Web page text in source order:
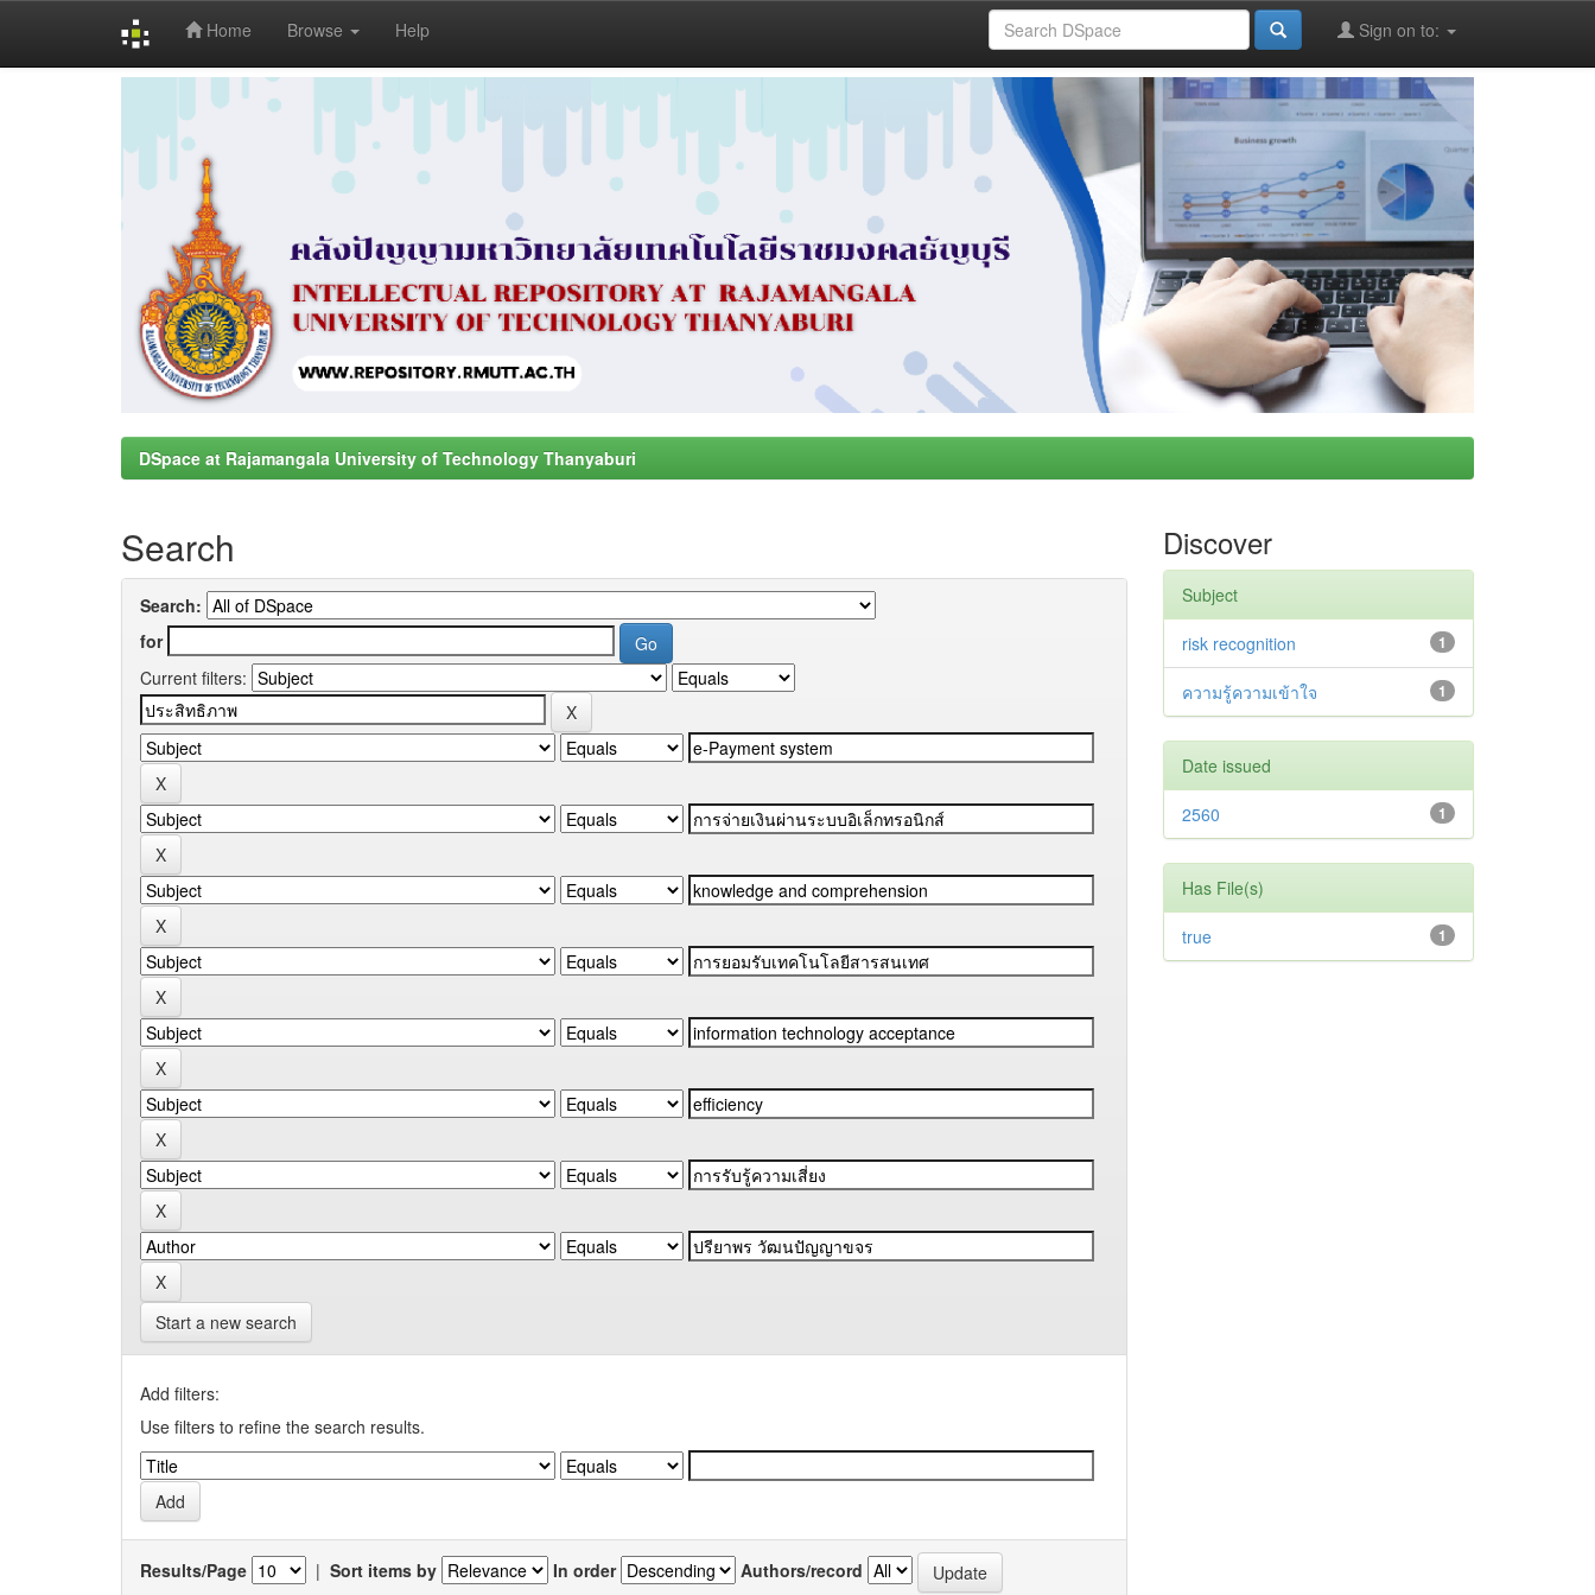
Home Browse Help Sign on to:
DSpace at Rajamangala University of Technology Thanyaburi
Search
Search:
for
Current filters:
Start a new search
Add filters:
Use filters to refine the search results.
Results/Page | Sort items by In order Authors/record
Discover
Subject
1
risk recognition
1
ความรู้ความเข้าใจ
Date issued
1
2560
Has File(s)
1
true